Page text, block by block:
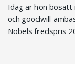
Idag är hon bosatt
och goodwill-
Nobels fredspris